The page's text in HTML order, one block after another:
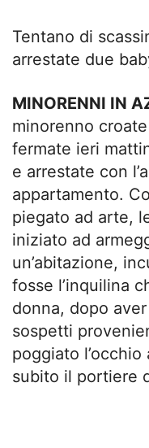
Tentano di
arrestate due
MINORENNI IN
minorenno
fermate ieri
e arrestate con
appartamento.
piegato ad arte,
iniziato ad
un’abitazione,
fosse l’inquilina
donna, dopo
sospetti
poggiato
subito il portiere